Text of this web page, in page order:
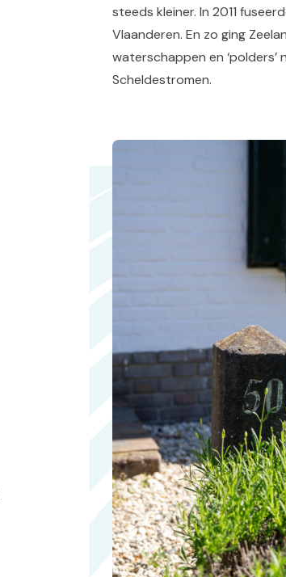
steeds kleiner. In 2011
Vlaanderen. En zo ging
waterschappen en
Scheldestromen.